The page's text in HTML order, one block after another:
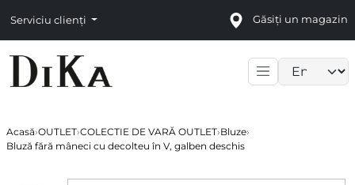
Serviciu clienți Găsiți un magazin
Acasă›OUTLET›COLECTIE DE VARĂ OUTLET›Bluze›
Bluză fără mâneci cu decolteu în V, galben deschis